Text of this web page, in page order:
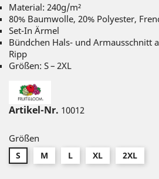
Material: 240g/m²
80% Baumwolle, 20% Polyester,
Set-In Ärmel
Bündchen Hals- und Armausschnitt
Ripp
Größen: S – 2XL
Artikel-Nr. 10012
Größen
S M L XL 2XL